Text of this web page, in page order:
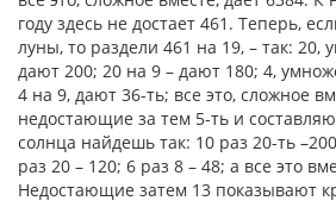
году здесь не достает 461. Теперь,
луны, то раздели 461 на 19, – так: 20,
дают 200; 20 на 9 – дают 180; 4,
4 на 9, дают 36-ть; все это, сложное
недостающие за тем 5-ть и
солнца найдешь так: 10 раз 20-ть
раз 20 – 120; 6 раз 8 – 48; а все это
Недостающие затем 13 показывают